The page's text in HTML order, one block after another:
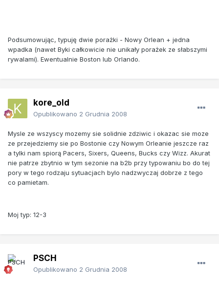
Podsumowując, typuję dwie porażki - Nowy Orlean + jedna
wpadka (nawet Byki całkowicie nie unikały porażek ze słabszymi
rywalami). Ewentualnie Boston lub Orlando.
kore_old
Opublikowano 2 Grudnia 2008
Mysle ze wszyscy mozemy sie solidnie zdziwic i okazac sie moze
ze przejedziemy sie po Bostonie czy Nowym Orleanie jeszcze raz
a tylki nam spiorą Pacers, Sixers, Queens, Bucks czy Wizz. Akurat
nie patrze zbytnio w tym sezonie na b2b przy typowaniu bo do tej
pory w tego rodzaju sytuacjach bylo nadzwyczaj dobrze z tego
co pamietam.
Moj typ: 12-3
PSCH
Opublikowano 2 Grudnia 2008